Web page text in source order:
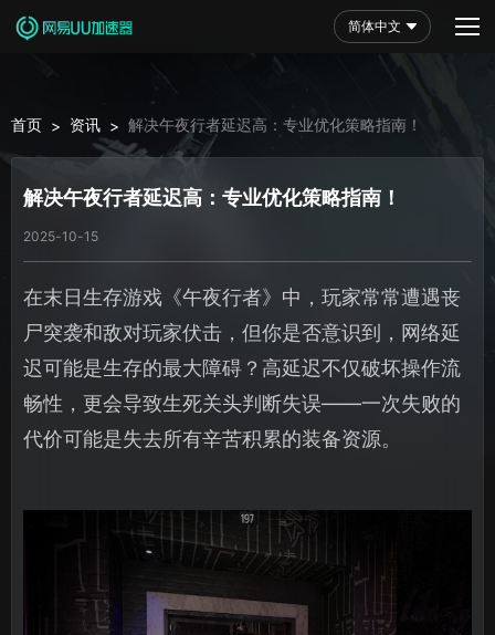
简体中文
首页 > 资讯 > 解决午夜行者延迟高：专业优化策略指南！
解决午夜行者延迟高：专业优化策略指南！
2025-10-15
在末日生存游戏《午夜行者》中，玩家常常遭遇丧
尸突袭和敌对玩家伏击，但你是否意识到，网络延
迟可能是生存的最大障碍？高延迟不仅破坏操作流
畅性，更会导致生死关头判断失误——一次失败的
代价可能是失去所有辛苦积累的装备资源。